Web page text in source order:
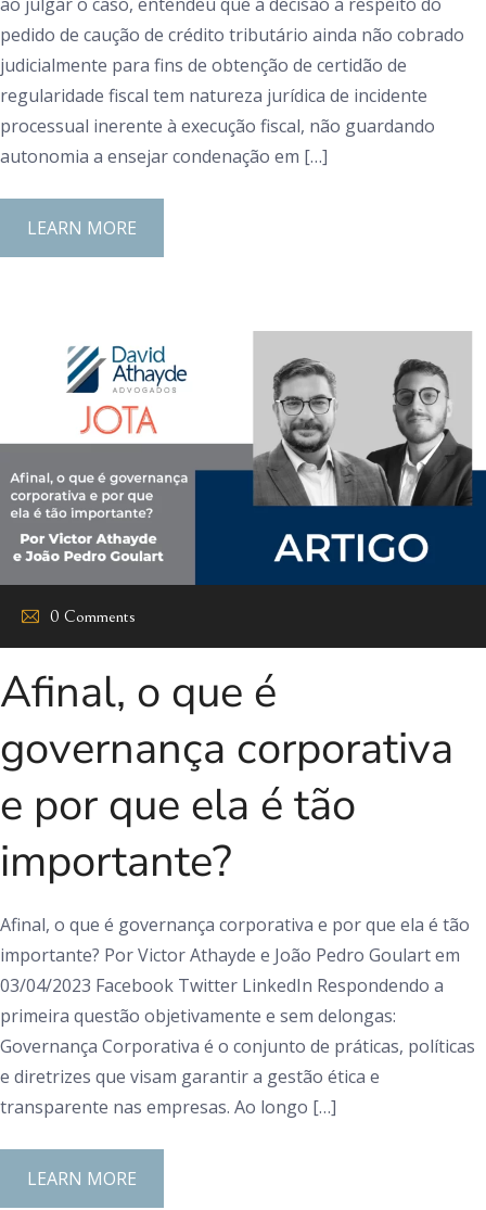
pedido de caução de crédito tributário ainda não cobrado
judicialmente para fins de obtenção de certidão de
regularidade fiscal tem natureza jurídica de incidente
processual inerente à execução fiscal, não guardando
autonomia a ensejar condenação em […]
LEARN MORE
0 Comments
Afinal, o que é
governança corporativa
e por que ela é tão
importante?
Afinal, o que é governança corporativa e por que ela é tão
importante? Por Victor Athayde e João Pedro Goulart em
03/04/2023 Facebook Twitter LinkedIn Respondendo a
primeira questão objetivamente e sem delongas:
Governança Corporativa é o conjunto de práticas, políticas
e diretrizes que visam garantir a gestão ética e
transparente nas empresas. Ao longo […]
LEARN MORE